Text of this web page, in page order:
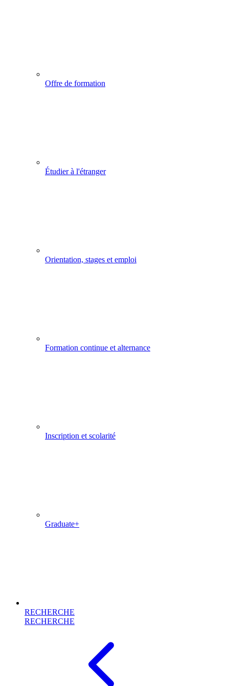
Offre de formation
Étudier à l'étranger
Orientation, stages et emploi
Formation continue et alternance
Inscription et scolarité
Graduate+
RECHERCHE
RECHERCHE